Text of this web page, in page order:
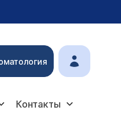
Контакты